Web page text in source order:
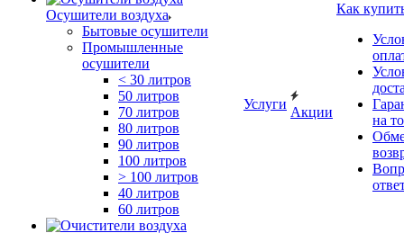
Осушители воздуха
Бытовые осушители
Промышленные
осушители
< 30 литров
50 литров
70 литров
80 литров
90 литров
100 литров
> 100 литров
40 литров
60 литров
Услуги
Акции
Как
на